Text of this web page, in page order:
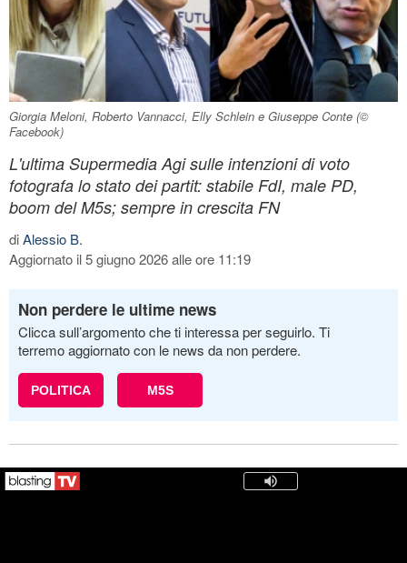
Giorgia Meloni, Roberto Vannacci, Elly Schlein e Giuseppe Conte (©
Facebook)
L'ultima Supermedia Agi sulle intenzioni di voto
fotografa lo stato dei partit: stabile FdI, male PD,
boom del M5s; sempre in crescita FN
diAlessio B.
Aggiornato il 5 giugno 2026 alle ore 11:19
Non perdere le ultime news
Clicca sull’argomento che ti interessa per seguirlo. Ti
terremo aggiornato con le news da non perdere.
POLITICA M5S